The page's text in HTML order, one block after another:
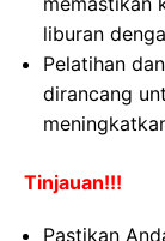
liburan
Pelatihan
dirancang
Tinjauan!!!
Pastikan